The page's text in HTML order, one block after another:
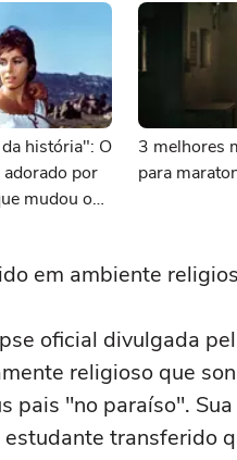
história": O
por
mudou o
3 melhores
para
em ambiente
oficial divulgada
religioso que
pais "no paraíso".
estudante transferido